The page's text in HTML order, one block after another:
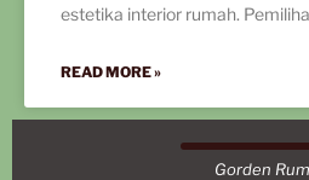
estetika interior rumah.
READ MORE »
Gorden